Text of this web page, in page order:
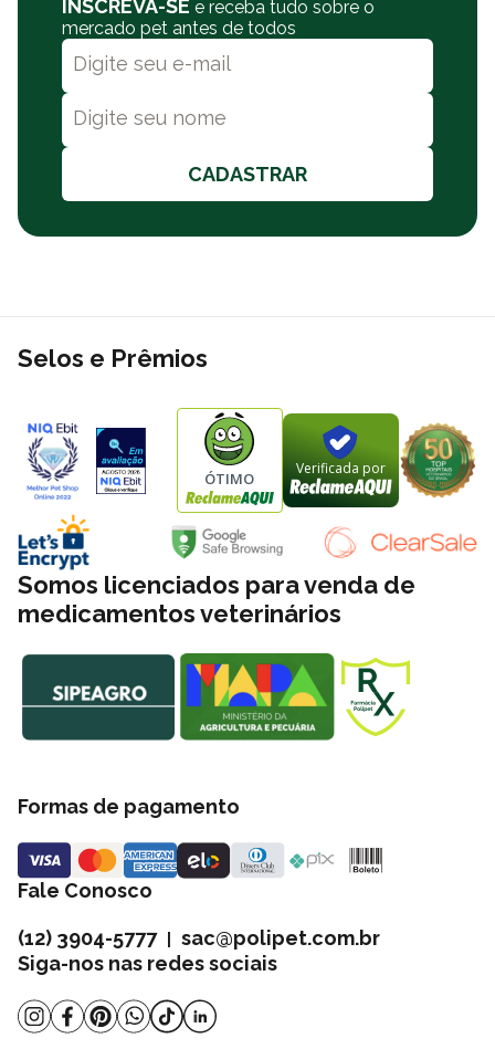
Na Polipet oferecemos ótimos preços em diversos produtos em
nosso site, e você pode comprar por meio de PIX, boleto
bancário ou cartão de crédito. Além de frete grátis sobre
condições especiais para todo o Brasil. A Polipet oferece também
INSCREVA-SE e receba tudo sobre o
mercado pet antes de todos
CADASTRAR
Selos e Prêmios
ÓTIMO Verificada por
Somos licenciados para venda de
medicamentos veterinários
Formas de pagamento
Fale Conosco
(12) 3904-5777| sac@polipet.com.br
Siga-nos nas redes sociais